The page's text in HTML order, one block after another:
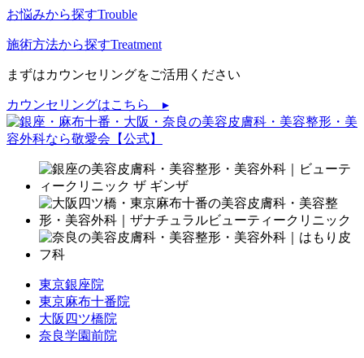
お悩みから探すTrouble
施術方法から探すTreatment
まずはカウンセリングをご活用ください
カウンセリングはこちら ▸
東京銀座院
東京麻布十番院
大阪四ツ橋院
奈良学園前院